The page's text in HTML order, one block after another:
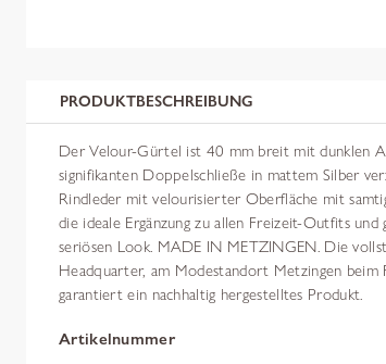
PRODUKTBESCHREIBUNG
Der Velour-Gürtel ist 40 mm breit mit dunklen
signifikanten Doppelschließe in mattem Silber
Rindleder mit velourisierter Oberfläche mit
die ideale Ergänzung zu allen Freizeit-Outfits und
seriösen Look. MADE IN METZINGEN. Die
Headquarter, am Modestandort Metzingen beim
garantiert ein nachhaltig hergestelltes Produkt.
Artikelnummer